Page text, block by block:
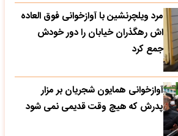
مرد ویلچرنشین با آوازخوانی فوق العاده
اش رهگذران خیابان را دور خودش
جمع کرد
آوازخوانی همایون شجریان بر مزار
پدرش که هیچ وقت قدیمی نمی شود